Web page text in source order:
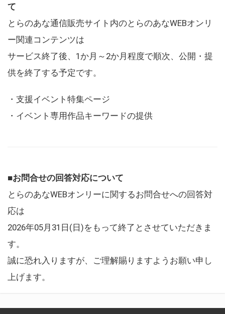
て
とらのあな通信販売サイト内のとらのあなWEBオンリ
ー関連コンテンツは
サービス終了後、1か月～2か月程度で順次、公開・提
供を終了する予定です。
・支援イベント特集ページ
・イベント専用作品キーワードの提供
■お問合せの回答対応について
とらのあなWEBオンリーに関するお問合せへの回答対
応は
2026年05月31日(日)をもって終了とさせていただきま
す。
誠に恐れ入りますが、ご理解賜りますようお願い申し
上げます。